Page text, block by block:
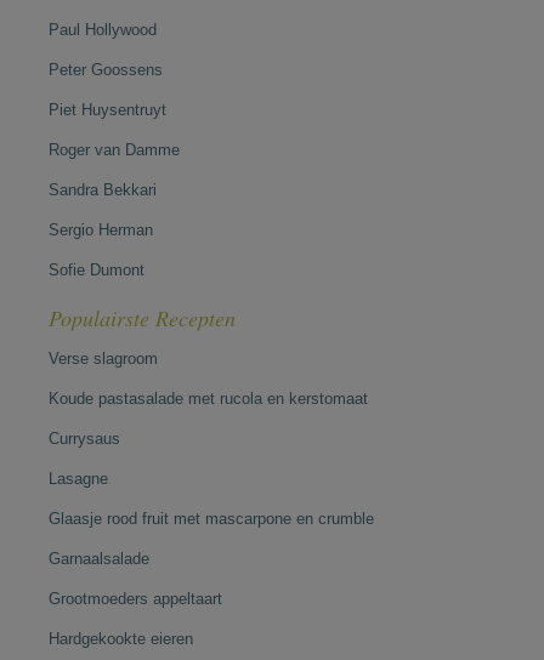
Paul Hollywood
Peter Goossens
Piet Huysentruyt
Roger van Damme
Sandra Bekkari
Sergio Herman
Sofie Dumont
Populairste Recepten
Verse slagroom
Koude pastasalade met rucola en kerstomaat
Currysaus
Lasagne
Glaasje rood fruit met mascarpone en crumble
Garnaalsalade
Grootmoeders appeltaart
Hardgekookte eieren